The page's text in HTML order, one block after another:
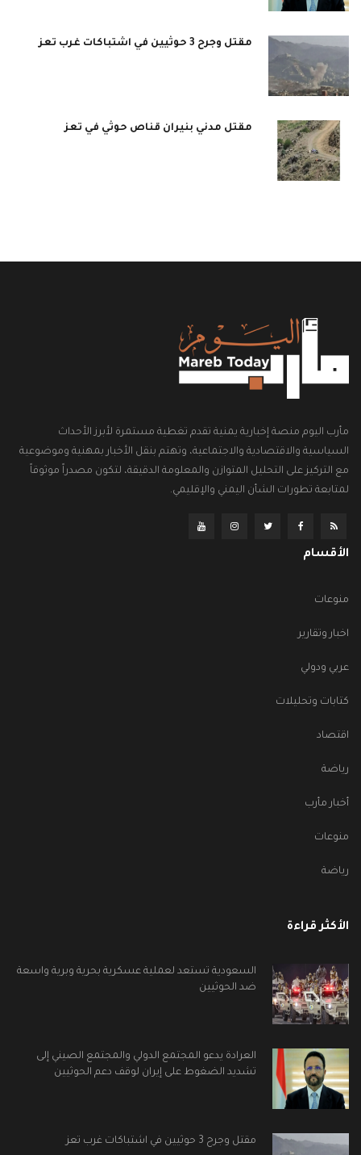
مقتل وجرح 3 حوثيين في اشتباكات غرب تعز
مقتل مدني بنيران قناص حوثي في تعز
مأرب اليوم منصة إخبارية يمنية تقدم تغطية مستمرة لأبرز الأحداث
السياسية والاقتصادية والاجتماعية، وتهتم بنقل الأخبار بمهنية وموضوعية
مع التركيز على التحليل المتوازن والمعلومة الدقيقة، لتكون مصدراً موثوقاً
لمتابعة تطورات الشأن اليمني والإقليمي.
الأقسام
منوعات
اخبار وتقارير
عربي ودولي
كتابات وتحليلات
اقتصاد
رياضة
أخبار مأرب
منوعات
رياضة
الأكثر قراءة
السعودية تستعد لعملية عسكرية بحرية وبرية واسعة
ضد الحوثيين
العرادة يدعو المجتمع الدولي والمجتمع الصيني إلى
تشديد الضغوط على إيران لوقف دعم الحوثيين
مقتل وجرح 3 حوثيين في اشتباكات غرب تعز